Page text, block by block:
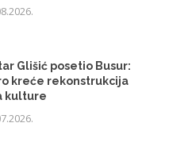
Glišić posetio Busur:
kreće rekonstrukcija
kulture